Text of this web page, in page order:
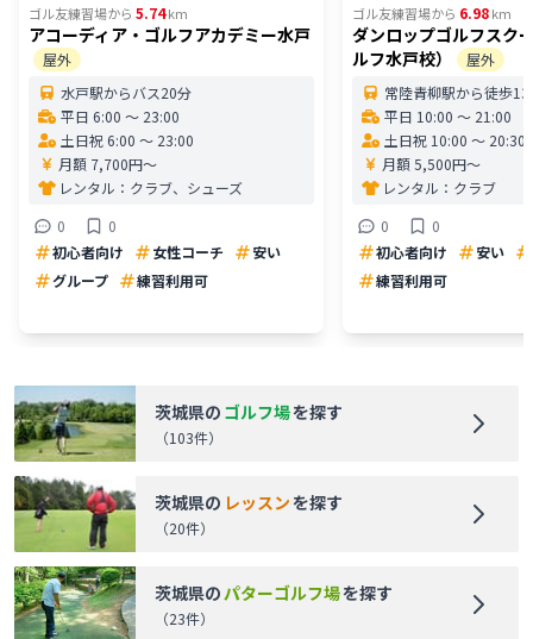
ゴル友練習場から 5.74km
アコーディア・ゴルフアカデミー水戸
屋外
水戸駅からバス20分
平日 6:00 〜 23:00
土日祝 6:00 〜 23:00
月額 7,700円〜
レンタル： クラブ、シューズ
0
0
初心者向け
女性コーチ
安い
グループ
練習利用可
ゴル友練習場から 6.98km
ダンロップゴルフスク
ルフ水戸校）
屋外
常陸青柳駅から徒歩13
平日 10:00 〜 21:00
土日祝 10:00 〜 20:30
月額 5,500円〜
レンタル： クラブ
0
0
初心者向け
安い
練習利用可
茨城県の ゴルフ場を探す
（103件）
茨城県の レッスンを探す
（20件）
茨城県の パターゴルフ場を探す
（23件）